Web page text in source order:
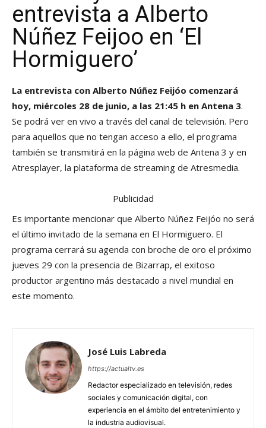
entrevista a Alberto
Núñez Feijoo en ‘El
Hormiguero’
La entrevista con Alberto Núñez Feijóo comenzará
hoy, miércoles 28 de junio, a las 21:45 h en Antena 3.
Se podrá ver en vivo a través del canal de televisión. Pero
para aquellos que no tengan acceso a ello, el programa
también se transmitirá en la página web de Antena 3 y en
Atresplayer, la plataforma de streaming de Atresmedia.
Publicidad
Es importante mencionar que Alberto Núñez Feijóo no será
el último invitado de la semana en El Hormiguero. El
programa cerrará su agenda con broche de oro el próximo
jueves 29 con la presencia de Bizarrap, el exitoso
productor argentino más destacado a nivel mundial en
este momento.
José Luis Labreda
https://actualtv.es
Redactor especializado en televisión, redes
sociales y comunicación digital, con
experiencia en el ámbito del entretenimiento y
la industria audiovisual.